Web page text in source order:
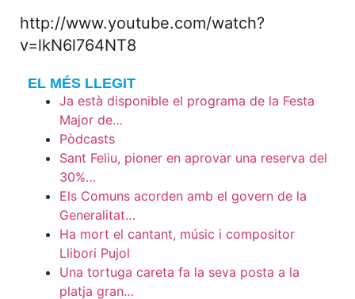
http://www.youtube.com/watch?
v=lkN6l764NT8
EL MÉS LLEGIT
Ja està disponible el programa de la Festa
Major de…
Pòdcasts
Sant Feliu, pioner en aprovar una reserva del
30%…
Els Comuns acorden amb el govern de la
Generalitat…
Ha mort el cantant, músic i compositor
Llibori Pujol
Una tortuga careta fa la seva posta a la
platja gran…